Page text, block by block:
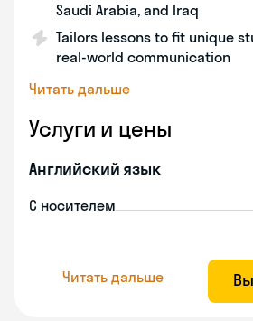
Saudi Arabia, and Iraq
Tailors lessons to fit unique
real-world communication
Читать дальше
Услуги и цены
Английский язык
С носителем
Читать дальше